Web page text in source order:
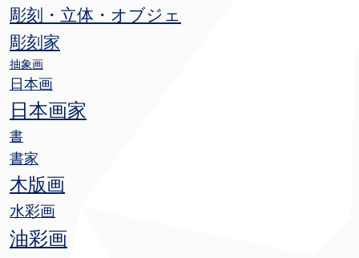
彫刻・立体・オブジェ
彫刻家
抽象画
日本画
日本画家
書
書家
木版画
水彩画
油彩画